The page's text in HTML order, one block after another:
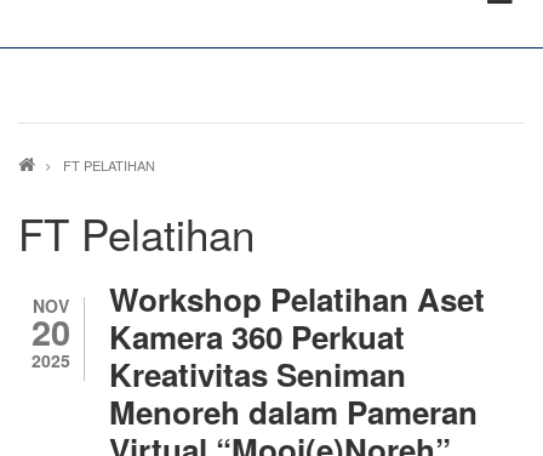
Breadcrumb
FT PELATIHAN
FT Pelatihan
NOV
20
2025
Workshop Pelatihan Aset
Kamera 360 Perkuat
Kreativitas Seniman
Menoreh dalam Pameran